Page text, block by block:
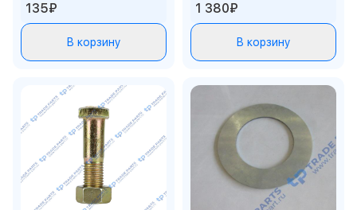
135₽
В корзину
1 380₽
В корзину